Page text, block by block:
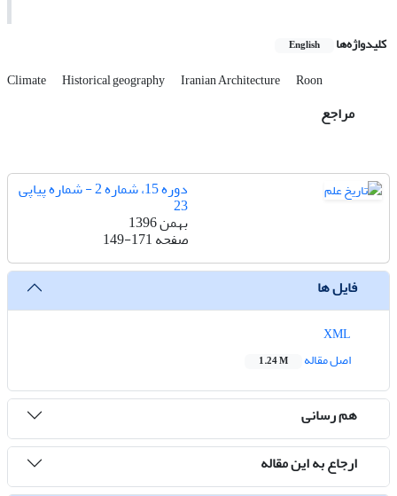
کلیدواژه‌ها English
Climate Historical geography Iranian Architecture Roon
مراجع
دوره 15، شماره 2 - شماره پیاپی
23
بهمن 1396
صفحه149-171
فایل ها
اصل مقاله
1.24 M
هم رسانی
ارجاع به این مقاله